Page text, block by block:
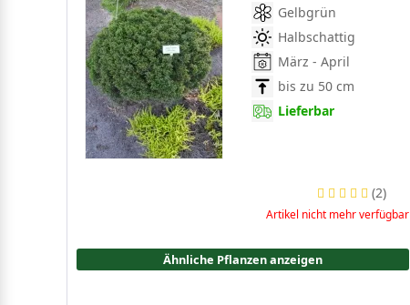
Gelbgrün
Halbschattig
März - April
bis zu 50 cm
Lieferbar
(2)
Artikel nicht mehr verfügbar
Ähnliche Pflanzen anzeigen